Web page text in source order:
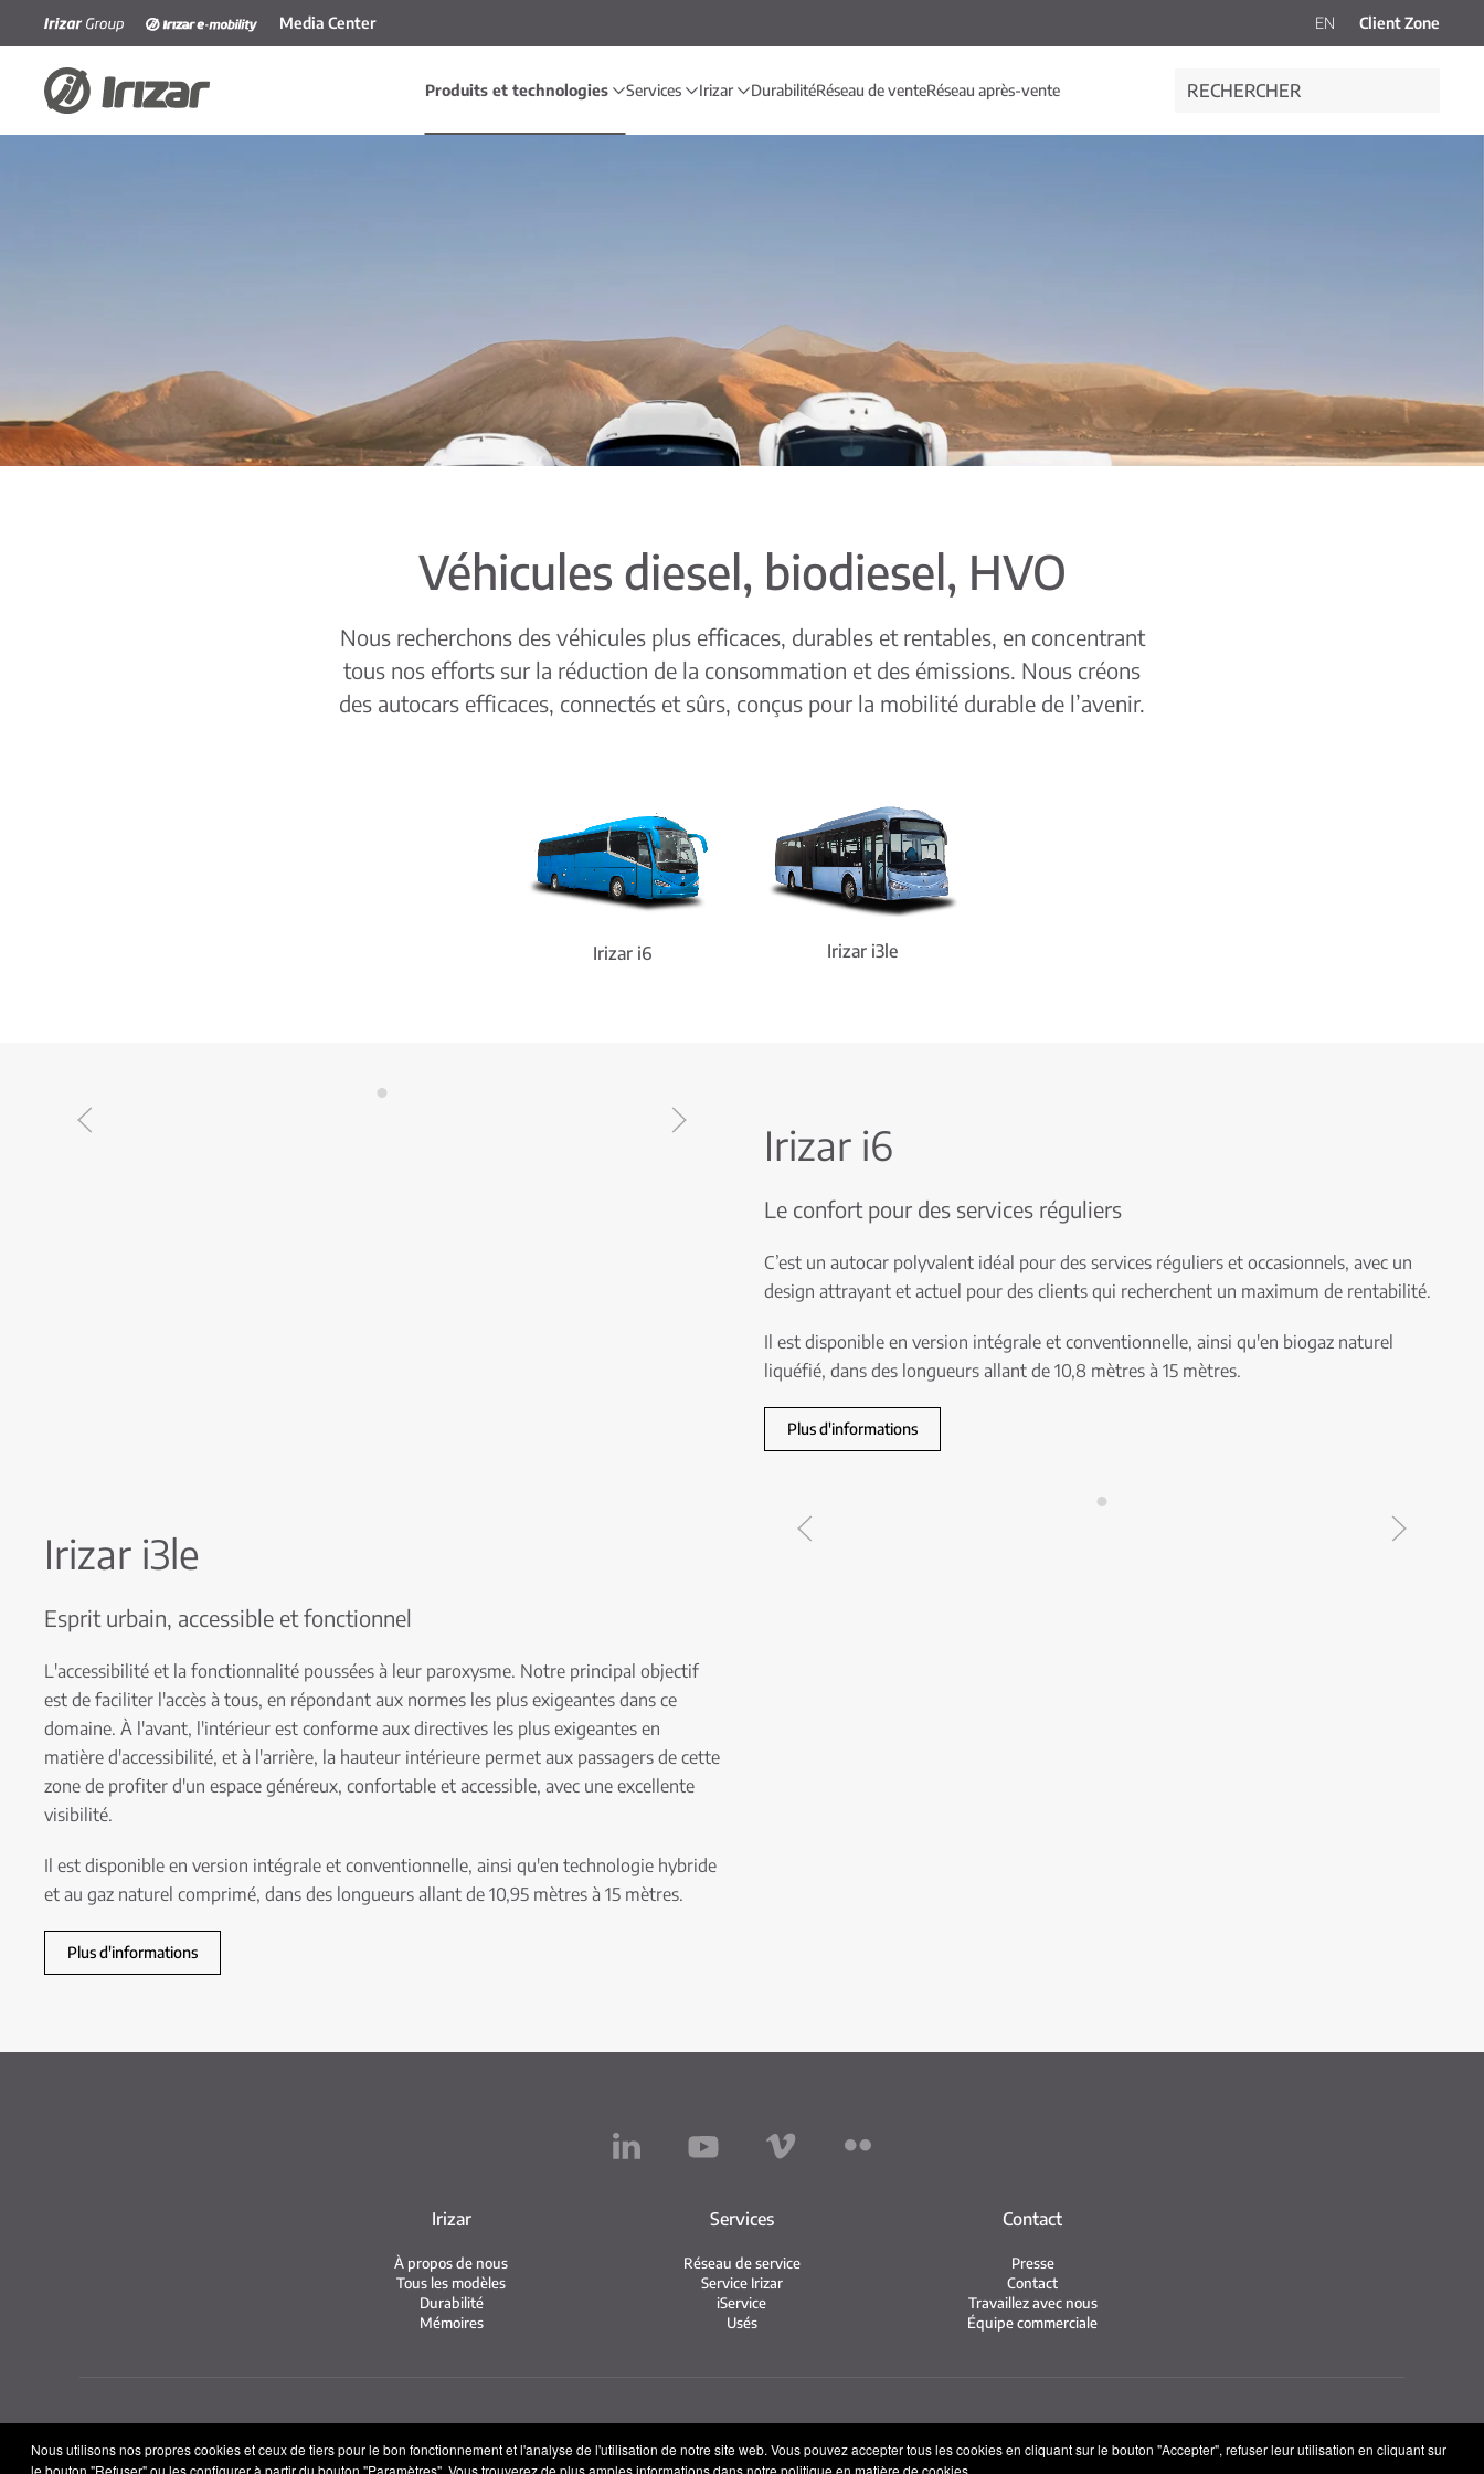
Nous utilisons nos propres cookies et ceux de tiers pour le bon fonctionnement et l'analyse de l'utilisation de notre site web. Vous pouvez accepter tous les cookies en cliquant sur le bouton "Accepter", refuser leur utilisation en cliquant sur
le bouton "Refuser" ou les configurer à partir du bouton "Paramètres". Vous trouverez de plus amples informations dans notre politique en matière de cookies.
Accéder au contenu principal
Media Center EN Client Zone
Produits et technologies Services Irizar DurabilitéRéseau de venteRéseau après-vente
Véhicules diesel, biodiesel, HVO
Nous recherchons des véhicules plus efficaces, durables et rentables, en concentrant
tous nos efforts sur la réduction de la consommation et des émissions. Nous créons
des autocars efficaces, connectés et sûrs, conçus pour la mobilité durable de l’avenir.
Irizar i6 Irizar i3le
Irizar i6
Le confort pour des services réguliers
C’est un autocar polyvalent idéal pour des services réguliers et occasionnels, avec un
design attrayant et actuel pour des clients qui recherchent un maximum de rentabilité.
Il est disponible en version intégrale et conventionnelle, ainsi qu'en biogaz naturel
liquéfié, dans des longueurs allant de 10,8 mètres à 15 mètres.
Plus d'informations
Irizar i3le
Esprit urbain, accessible et fonctionnel
L'accessibilité et la fonctionnalité poussées à leur paroxysme. Notre principal objectif
est de faciliter l'accès à tous, en répondant aux normes les plus exigeantes dans ce
domaine. À l'avant, l'intérieur est conforme aux directives les plus exigeantes en
matière d'accessibilité, et à l'arrière, la hauteur intérieure permet aux passagers de cette
zone de profiter d'un espace généreux, confortable et accessible, avec une excellente
visibilité.
Il est disponible en version intégrale et conventionnelle, ainsi qu'en technologie hybride
et au gaz naturel comprimé, dans des longueurs allant de 10,95 mètres à 15 mètres.
Plus d'informations
Irizar
À propos de nous
Tous les modèles
Durabilité
Mémoires
Services
Réseau de service
Service Irizar
iService
Usés
Contact
Presse
Contact
Travaillez avec nous
Équipe commerciale